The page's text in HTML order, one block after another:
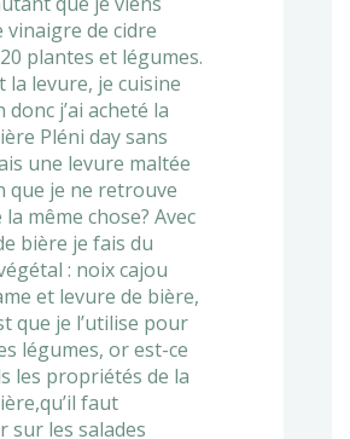
vinaigre de cidre
plantes et légumes.
la levure, je cuisine
j’ai acheté la
Pléni day sans
une levure maltée
que je ne retrouve
même chose? Avec
bière je fais du
: noix cajou
et levure de bière,
que je l’utilise pour
légumes, or est-ce
les propriétés de la
faut
sur les salades